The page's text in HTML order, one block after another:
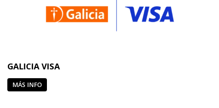
GALICIA VISA
MÁS INFO